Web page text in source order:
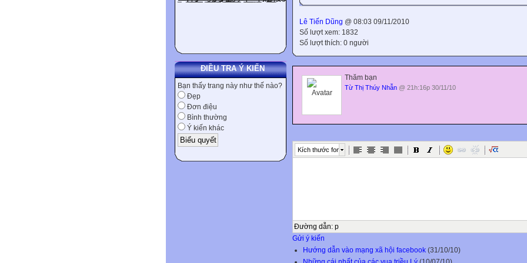
ĐIỀU TRA Ý KIẾN
Bạn thấy trang này như thế nào?
Đẹp
Đơn điệu
Bình thường
Ý kiến khác
Lê Tiến Dũng @ 08:03 09/11/2010
Số lượt xem: 1832
Số lượt thích: 0 người
Thăm bạn
Từ Thị Thúy Nhẫn @ 21h:16p 30/11/10
Kích thước font
Đường dẫn: p
Gửi ý kiến
Hướng dẫn vào mạng xã hội facebook (31/10/10)